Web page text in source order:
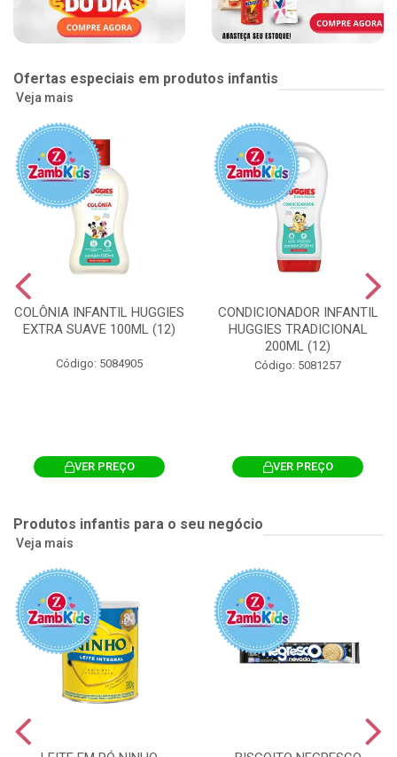
Ofertas especiais em produtos infantis
Veja mais
COLÔNIA INFANTIL HUGGIES
EXTRA SUAVE 100ML (12)
Código: 5084905
VER PREÇO
CONDICIONADOR INFANTIL
HUGGIES TRADICIONAL
200ML (12)
Código: 5081257
VER PREÇO
Produtos infantis para o seu negócio
Veja mais